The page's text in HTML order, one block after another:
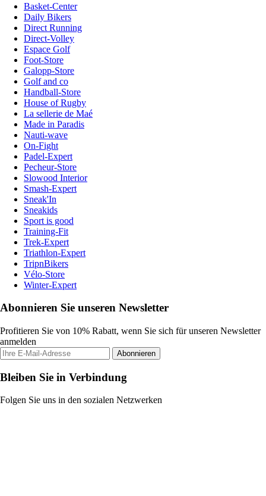
Basket-Center
Daily Bikers
Direct Running
Direct-Volley
Espace Golf
Foot-Store
Galopp-Store
Golf and co
Handball-Store
House of Rugby
La sellerie de Maé
Made in Paradis
Nauti-wave
On-Fight
Padel-Expert
Pecheur-Store
Slowood Interior
Smash-Expert
Sneak'In
Sneakids
Sport is good
Training-Fit
Trek-Expert
Triathlon-Expert
TripnBikers
Vélo-Store
Winter-Expert
Abonnieren Sie unseren Newsletter
Profitieren Sie von 10% Rabatt, wenn Sie sich für unseren Newsletter
anmelden
Abonnieren
Bleiben Sie in Verbindung
Folgen Sie uns in den sozialen Netzwerken